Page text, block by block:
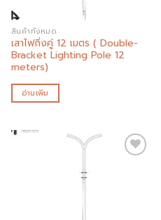
สินค้าทั้งหมด
เสาไฟกิ่งคู่ 12 เมตร ( Double-
Bracket Lighting Pole 12
meters)
อ่านเพิ่ม